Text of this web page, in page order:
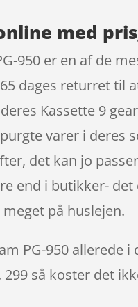
med
950 er en af de
dages returret
Kassette 9
varer i deres
det kan jo
end i butikker-
på huslejen.
PG-950
så koster det